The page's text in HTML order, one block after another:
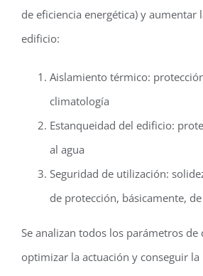
de eficiencia energética) y aumentar
edificio:
Aislamiento térmico:
climatología
Estanqueidad del edificio:
al agua
Seguridad de utilización:
de protección, básicamente,
Se analizan todos los parámetros de
optimizar la actuación y conseguir